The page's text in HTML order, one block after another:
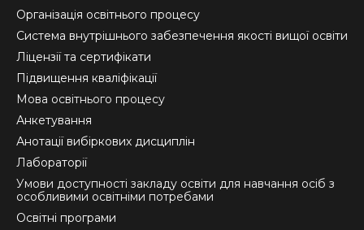
in
new
window
in
new
window
in
new
window
Організація освітнього процесу
Система внутрішнього забезпечення якості вищої освіти
Ліцензії та сертифікати
Підвищення кваліфікації
Мова освітнього процесу
Анкетування
Анотації вибіркових дисциплін
Лабораторії
Умови доступності закладу освіти для навчання осіб з
особливими освітніми потребами
Освітні програми